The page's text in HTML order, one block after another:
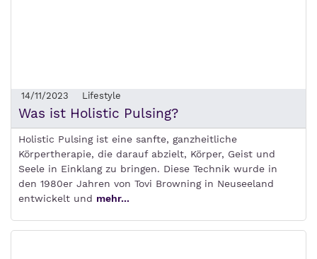
14/11/2023 Lifestyle
Was ist Holistic Pulsing?
Holistic Pulsing ist eine sanfte, ganzheitliche
Körpertherapie, die darauf abzielt, Körper, Geist und
Seele in Einklang zu bringen. Diese Technik wurde in
den 1980er Jahren von Tovi Browning in Neuseeland
entwickelt und mehr...